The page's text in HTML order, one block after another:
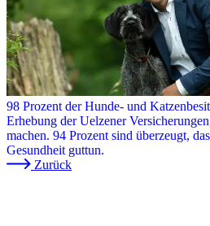
98 Prozent der Hunde- und
Erhebung der Uelzener
machen. 94 Prozent sind überzeugt,
Gesundheit guttun.
Zurück